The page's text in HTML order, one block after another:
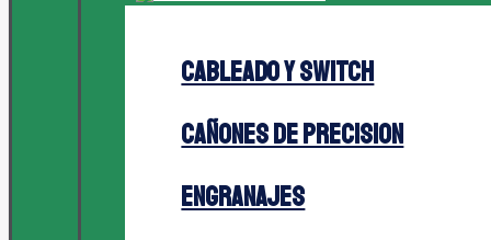
CABLEADO Y SWITCH
CAÑONES DE PRECISION
ENGRANAJES